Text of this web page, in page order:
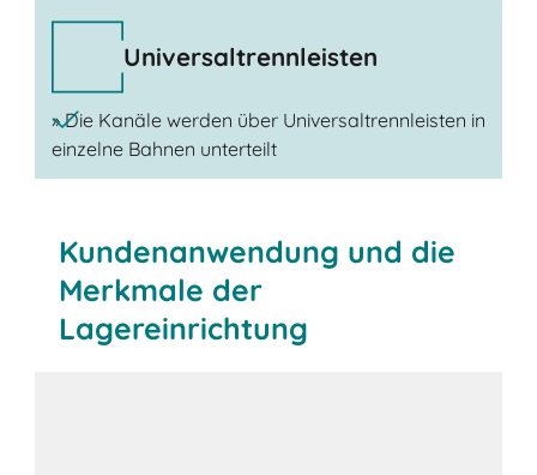
Universaltrennleisten
» Die Kanäle werden über Universaltrennleisten in
einzelne Bahnen unterteilt
Kundenanwendung und die
Merkmale der
Lagereinrichtung